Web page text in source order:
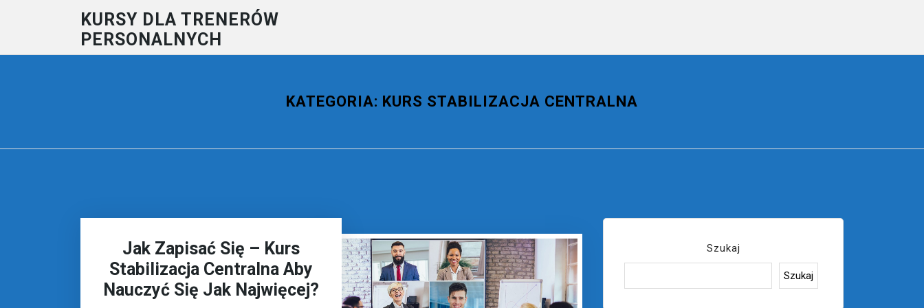
KURSY DLA TRENERÓW
PERSONALNYCH
KATEGORIA: KURS STABILIZACJA CENTRALNA
Jak Zapisać Się – Kurs
Stabilizacja Centralna Aby
Nauczyć Się Jak Najwięcej?
Szukaj
Szukaj